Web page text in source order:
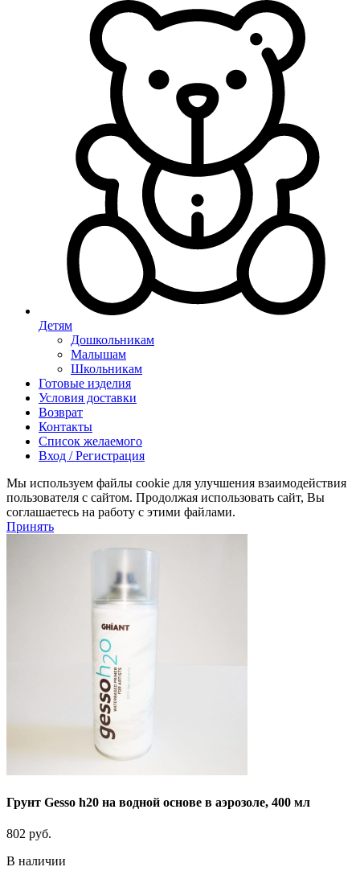
Детям
Дошкольникам
Малышам
Школьникам
Готовые изделия
Условия доставки
Возврат
Контакты
Список желаемого
Вход / Регистрация
Мы используем файлы cookie для улучшения взаимодействия
пользователя с сайтом. Продолжая использовать сайт, Вы
соглашаетесь на работу с этими файлами.
Принять
Грунт Gesso h20 на водной основе в аэрозоле, 400 мл
802 руб.
В наличии